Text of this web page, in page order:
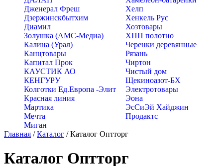
Дженерал Фреш
Дзержинскбытхим
Диамил
Золушка (АМС-Медиа)
Калина (Урал)
Канцтовары
Капитал Прок
КАУСТИК АО
КЕНГУРУ
Колготки Ед.Европа -Элит
Красная линия
Мартика
Мечта
Миган
Хелп
Хенкель Рус
Хозтовары
ХПП полотно
Черенки деревянные
Рязань
Чиртон
Чистый дом
Щекиноазот-БХ
Электротовары
Эона
ЭсСиЭй Хайджин
Продактс
Главная /Каталог /Каталог Оптторг
Каталог Оптторг